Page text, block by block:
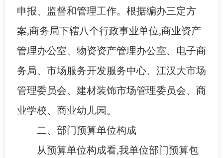
申报、监督和管理工作。 根据编办三定方
案,商务局下辖八个行政事业单位,商业资产
管理办公室、物资资产管理办公室、电子商
务局、市场服务开发服务中心、江汉大市场
管理委员会、建材装饰市场管理委员会、商
业学校、商业幼儿园。
二、部门预算单位构成
从预算单位构成看,我单位部门预算包